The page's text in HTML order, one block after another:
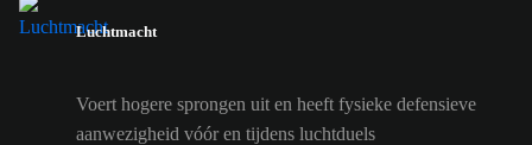
Luchtmacht
Voert hogere sprongen uit en heeft fysieke defensieve
aanwezigheid vóór en tijdens luchtduels